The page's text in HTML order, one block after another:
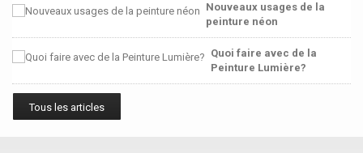
Nouveaux usages de la
peinture néon
Quoi faire avec de la
Peinture Lumière?
Tous les articles